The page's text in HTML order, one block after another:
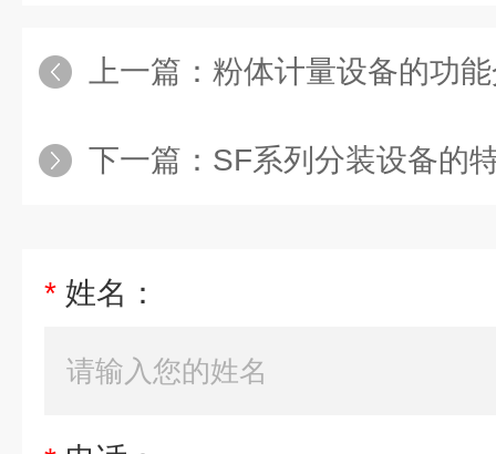
上一篇： 粉体计量设备的功
下一篇： SF系列分装设备的
* 姓名：